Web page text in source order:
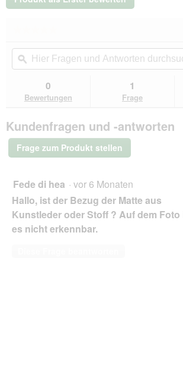
m
.
wird
ein
Dialogfeld
geöffnet.
Beurteilungswert
für
Tierlando
Ortho-
Medic
Hundematte
braun
m,
m
Hier
Fragen
und
durchsuchen
ϙ
0
Bewertungen
1
Frage
Kundenfragen und -antworten
Frage zum Produkt stellen
Fede di hea · vor 6 Monaten
Hallo, ist der Bezug der Matte aus
Kunstleder oder Stoff ? Auf dem Foto
es nicht erkennbar.